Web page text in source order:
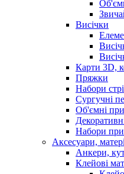
Висічки
Карти 3D,
Пряжки
Набори
Сургучні
Об'ємні
Набори
Аксесуари,
Анкери,
Клейові